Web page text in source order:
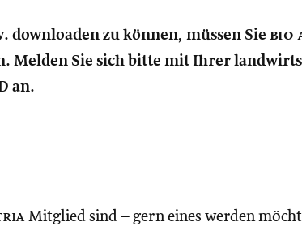
downloaden zu können, müssen Sie bio
Melden Sie sich bitte mit Ihrer
an.
Mitglied sind – gern eines werden